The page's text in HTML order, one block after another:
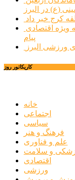
(ع) در البرز
کرج خبر داد
پیام
ورزشی البرز
کاریکاتور روز
خانه
اجتماعی
سیاسی
فرهنگ و هنر
علم و فناوری
و سلامت
اقتصادی
ورزشی